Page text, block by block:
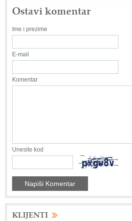
Ostavi komentar
Ime i prezime
E-mail
Komentar
Unesite kod
KLIJENTI